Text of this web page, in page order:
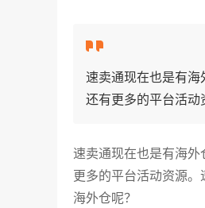
速卖通现在也是有海
还有更多的平台活动
速卖通现在也是有海
更多的平台活动资源
海外仓呢？